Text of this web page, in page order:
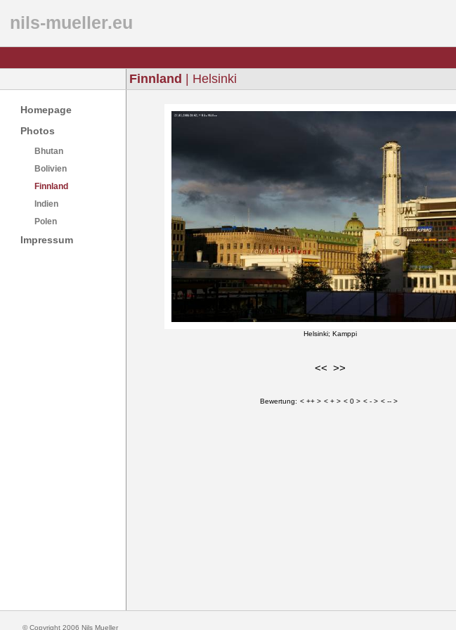
nils-mueller.eu
Finnland | Helsinki
Homepage
Photos
Bhutan
Bolivien
Finnland
Indien
Polen
Impressum
Helsinki; Kamppi
<< >>
Bewertung: < ++ > < + > < 0 > < - > < -- >
© Copyright 2006 Nils Mueller